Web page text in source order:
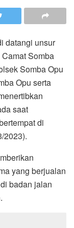
datangi unsur
Somba
Somba Opu
Opu serta
saat
di
2023).
yang berjualan
badan jalan